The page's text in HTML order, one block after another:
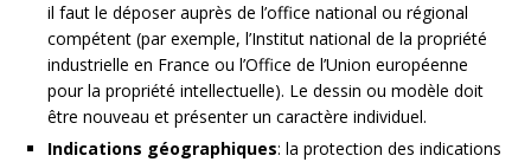
il faut le déposer auprès de l’office national ou régional
compétent (par exemple, l’Institut national de la propriété
industrielle en France ou l’Office de l’Union européenne
pour la propriété intellectuelle). Le dessin ou modèle doit
être nouveau et présenter un caractère individuel.
Indications géographiques: la protection des indications